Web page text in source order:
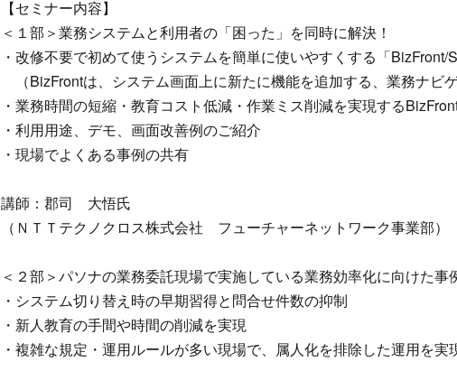
【セミナー内容】
＜１部＞業務システムと利用者の「困った」を同時に解決！
・改修不要で初めて使うシステムを簡単に使いやすくする「BizFront/
（BizFrontは、システム画面上に新たに機能を追加する、業務ナビ
・業務時間の短縮・教育コスト低減・作業ミス削減を実現する
・利用用途、デモ、画面改善例のご紹介
・現場でよくある事例の共有
講師：郡司 大悟氏
（ＮＴＴテクノクロス株式会社 フューチャーネットワーク事業部）
＜２部＞パソナの業務委託現場で実施している業務効率化に向けた事
・システム切り替え時の早期習得と問合せ件数の抑制
・新人教育の手間や時間の削減を実現
・複雑な規定・運用ルールが多い現場で、属人化を排除した運用を実